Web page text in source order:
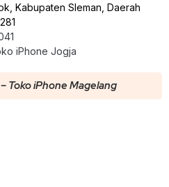
Kabupaten Sleman, Daerah
iPhone Jogja
Toko iPhone Magelang